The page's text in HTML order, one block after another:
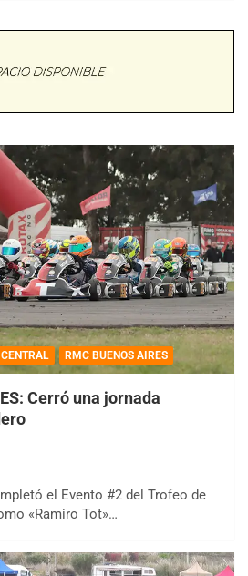
CENTRAL RMC BUENOS AIRES
Cerró una jornada
el Evento #2 del Trofeo de
«Ramiro Tot»…